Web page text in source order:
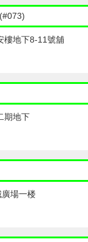
樓地下8-11號舖
期地下
場一楼